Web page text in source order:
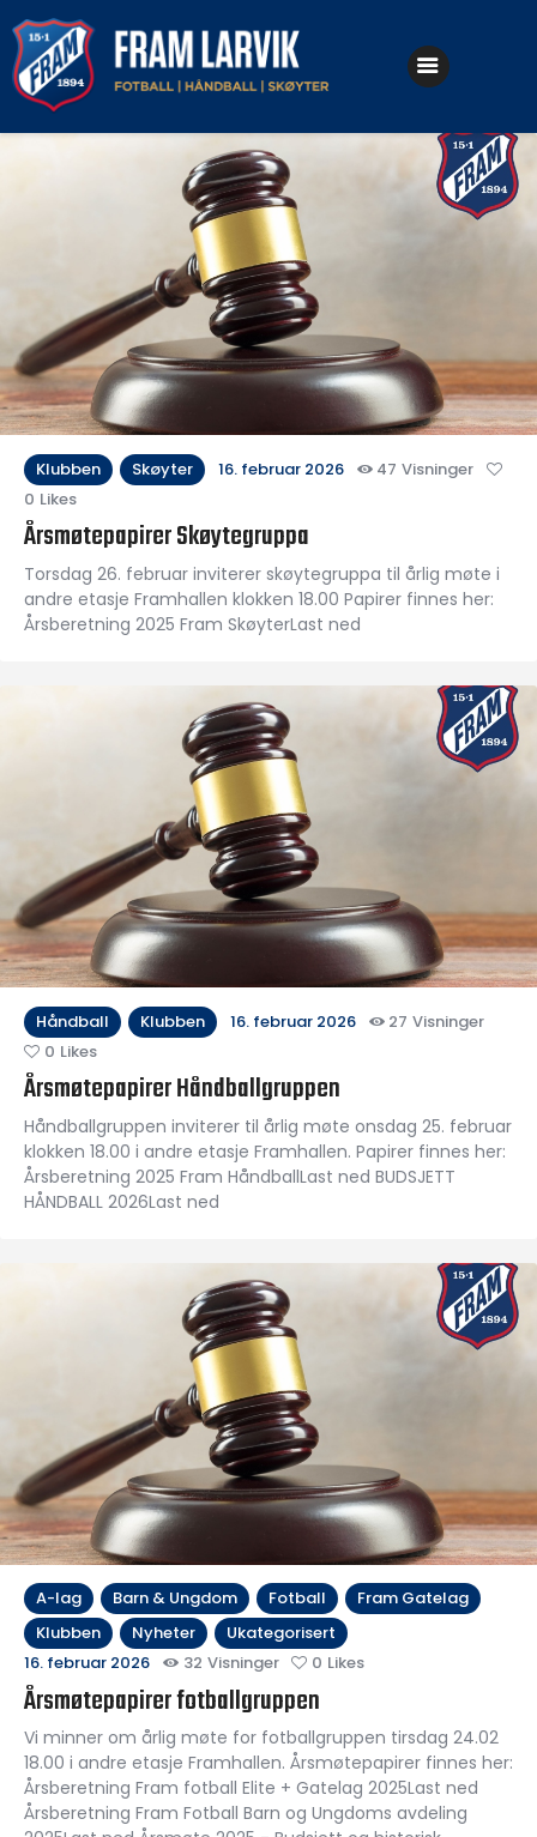
Håndball
Skøyter
Klubben Skøyter 16. februar 2026 47 Visninger
0 Likes
Årsmøtepapirer Skøytegruppa
Torsdag 26. februar inviterer skøytegruppa til årlig møte i
andre etasje Framhallen klokken 18.00 Papirer finnes her:
Årsberetning 2025 Fram SkøyterLast ned
Håndball Klubben 16. februar 2026 27 Visninger
0 Likes
Årsmøtepapirer Håndballgruppen
Håndballgruppen inviterer til årlig møte onsdag 25. februar
klokken 18.00 i andre etasje Framhallen. Papirer finnes her:
Årsberetning 2025 Fram HåndballLast ned BUDSJETT
HÅNDBALL 2026Last ned
A-lag Barn & Ungdom Fotball
Fram Gatelag
Klubben
Nyheter
Ukategorisert
16. februar 2026
32 Visninger 0 Likes
Årsmøtepapirer fotballgruppen
Vi minner om årlig møte for fotballgruppen tirsdag 24.02
18.00 i andre etasje Framhallen. Årsmøtepapirer finnes her:
Årsberetning Fram fotball Elite + Gatelag 2025Last ned
Årsberetning Fram Fotball Barn og Ungdoms avdeling